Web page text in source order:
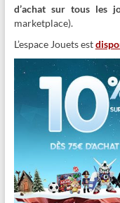
d’achat sur tous les
marketplace).
L’espace Jouets est